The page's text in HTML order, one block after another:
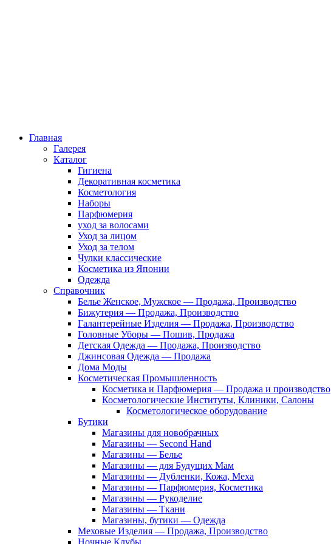
Главная
Галерея
Каталог
Гигиена
Декоративная косметика
Косметология
Наборы
Парфюмерия
уход за волосами
Уход за лицом
Уход за телом
Чулки классические
Косметика из Японии
Одежда
Справочник
Белье Женское, Мужское — Продажа, Производство
Бижутерия — Продажа, Производство
Галантерейные Изделия — Продажа, Производство
Головные Уборы — Пошив, Продажа
Детская Одежда — Продажа, Производство
Джинсовая Одежда — Продажа
Дома Моды
Косметическая Промышленность
Косметика и Парфюмерия — Продажа и производство
Косметологические Институты, Клиники, Салоны
Косметологическое оборудование
Бутики
Магазины для новобрачных
Магазины — Second Hand
Магазины — Белье
Магазины — для Будущих Мам
Магазины — Дубленки, Кожа, Меха
Магазины — Парфюмерия, Косметика
Магазины — Рукоделие
Магазины — Ткани
Магазины, бутики — Одежда
Меховые Изделия — Продажа, Производство
Ночные Клубы